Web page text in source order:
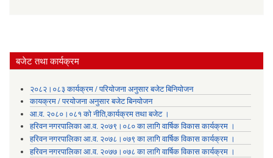
बजेट तथा कार्यक्रम
२०८२।०८३ कार्यक्रम / परियोजना अनुसार बजेट बिनियोजन
कायक्रम / परयोजना अनुसार बजेट बिनयोजन
आ.व. २०८०।०८१ को नीति,कार्यक्रम तथा बजेट ।
हरिवन नगरपालिका आ‍.व. २०७९।०८० का लागि वार्षिक विकास कार्यक्रम ।
हरिवन नगरपालिका आ‍.व. २०७८।०७९ का लागि वार्षिक विकास कार्यक्रम ।
हरिवन नगरपालिका आ‍.व. २०७७।०७८ का लागि वार्षिक विकास कार्यक्रम ।